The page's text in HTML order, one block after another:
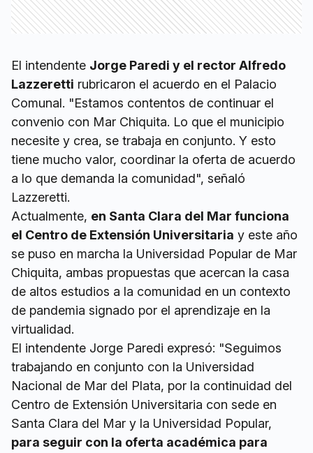
El intendente Jorge Paredi y el rector Alfredo
Lazzeretti rubricaron el acuerdo en el Palacio
Comunal. "Estamos contentos de continuar el
convenio con Mar Chiquita. Lo que el municipio
necesite y crea, se trabaja en conjunto. Y esto
tiene mucho valor, coordinar la oferta de acuerdo
a lo que demanda la comunidad", señaló
Lazzeretti.
Actualmente, en Santa Clara del Mar funciona
el Centro de Extensión Universitaria y este año
se puso en marcha la Universidad Popular de Mar
Chiquita, ambas propuestas que acercan la casa
de altos estudios a la comunidad en un contexto
de pandemia signado por el aprendizaje en la
virtualidad.
El intendente Jorge Paredi expresó: "Seguimos
trabajando en conjunto con la Universidad
Nacional de Mar del Plata, por la continuidad del
Centro de Extensión Universitaria con sede en
Santa Clara del Mar y la Universidad Popular,
para seguir con la oferta académica para